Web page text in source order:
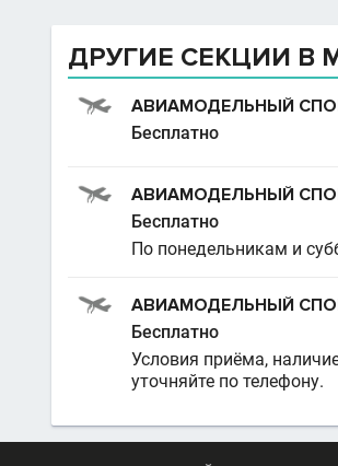
ДРУГИЕ СЕКЦИИ В
АВИАМОДЕЛЬНЫЙ
Бесплатно
АВИАМОДЕЛЬНЫЙ
Бесплатно
По понедельникам и
АВИАМОДЕЛЬНЫЙ
Бесплатно
Условия приёма,
уточняйте по телефону.